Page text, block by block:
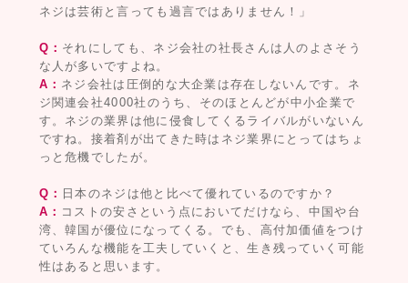
ネジは芸術と言っても過言ではありません！」
Q： それにしても、ネジ会社の社長さんは人のよさそう
な人が多いですよね。
A： ネジ会社は圧倒的な大企業は存在しないんです。ネ
ジ関連会社4000社のうち、そのほとんどが中小企業で
す。ネジの業界は他に侵食してくるライバルがいないん
ですね。接着剤が出てきた時はネジ業界にとってはちょ
っと危機でしたが。
Q： 日本のネジは他と比べて優れているのですか？
A： コストの安さという点においてだけなら、中国や台
湾、韓国が優位になってくる。でも、高付加価値をつけ
ていろんな機能を工夫していくと、生き残っていく可能
性はあると思います。